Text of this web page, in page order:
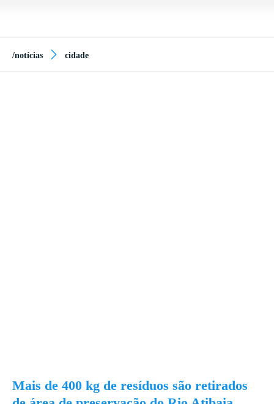
/notícias cidade
Mais de 400 kg de resíduos são retirados